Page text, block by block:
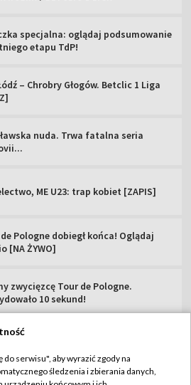
specjalna: oglądaj podsumowanie
etapu TdP!
– Chrobry Głogów. Betclic 1 Liga
nuda. Trwa fatalna seria
ME U23: trap kobiet [ZAPIS]
Pologne dobiegł końca! Oglądaj
[NA ŻYWO]
zwycięzcę Tour de Pologne.
10 sekund!
TVP
serwisu", aby wyrazić zgody na
śledzenia i zbierania danych,